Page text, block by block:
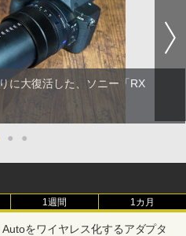
に大復活した、ソニー「RX
● ●
1週間 1カ月
をワイヤレス化するアダプタ